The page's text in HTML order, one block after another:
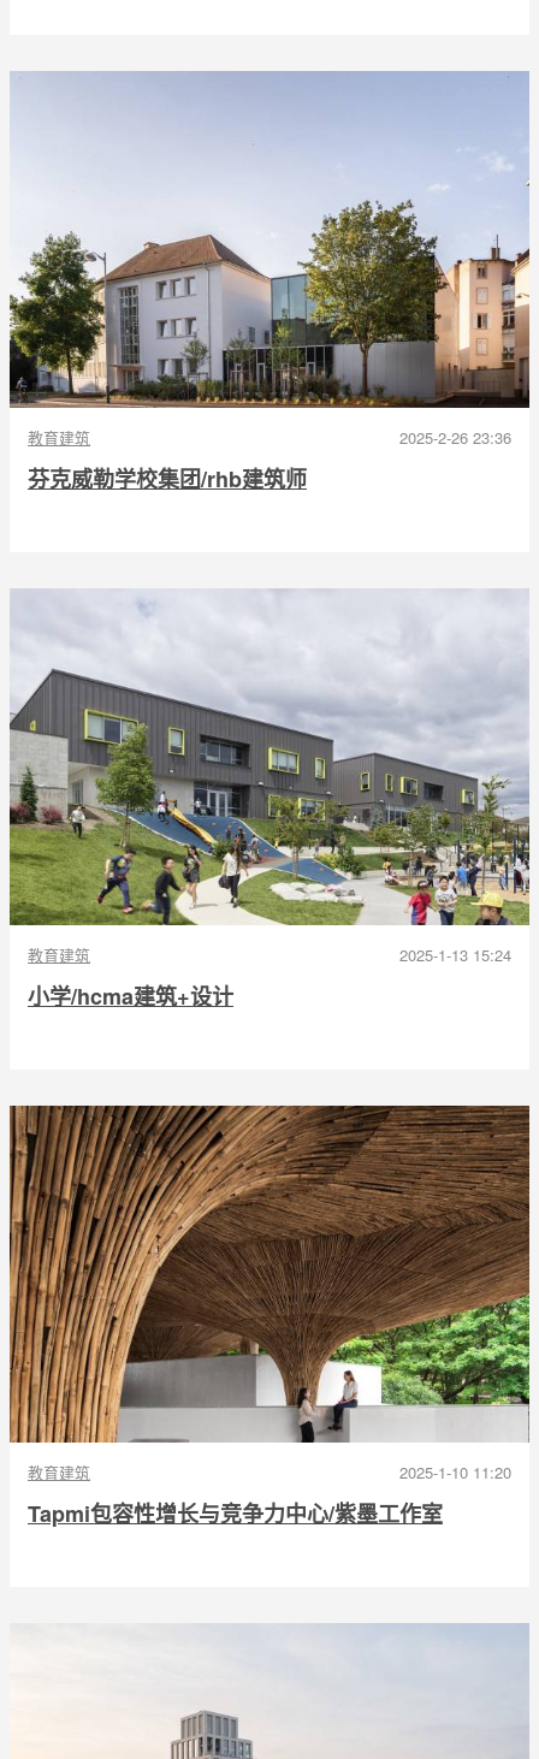
教育建筑 2025-2-26 23:36
芬克威勒学校集团/rhb建筑师
教育建筑 2025-1-13 15:24
小学/hcma建筑+设计
教育建筑 2025-1-10 11:20
Tapmi包容性增长与竞争力中心/紫墨工作室